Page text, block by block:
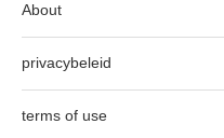
About
privacybeleid
terms of use